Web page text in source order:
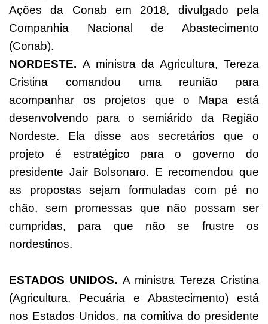
Ações da Conab em 2018, divulgado pela
Companhia Nacional de Abastecimento
(Conab).
NORDESTE. A ministra da Agricultura, Tereza
Cristina comandou uma reunião para
acompanhar os projetos que o Mapa está
desenvolvendo para o semiárido da Região
Nordeste. Ela disse aos secretários que o
projeto é estratégico para o governo do
presidente Jair Bolsonaro. E recomendou que
as propostas sejam formuladas com pé no
chão, sem promessas que não possam ser
cumpridas, para que não se frustre os
nordestinos.
ESTADOS UNIDOS. A ministra Tereza Cristina
(Agricultura, Pecuária e Abastecimento) está
nos Estados Unidos, na comitiva do presidente